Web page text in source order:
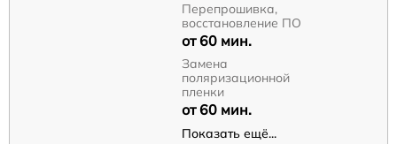
Перепрошивка,
восстановление ПО
от 60 мин.
Замена
поляризационной
пленки
от 60 мин.
Показать ещё...